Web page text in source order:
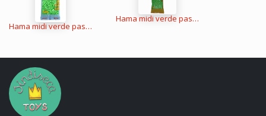
Hama midi verde pastel 1000 piezas
Hama midi verde pastel 6000 piezas